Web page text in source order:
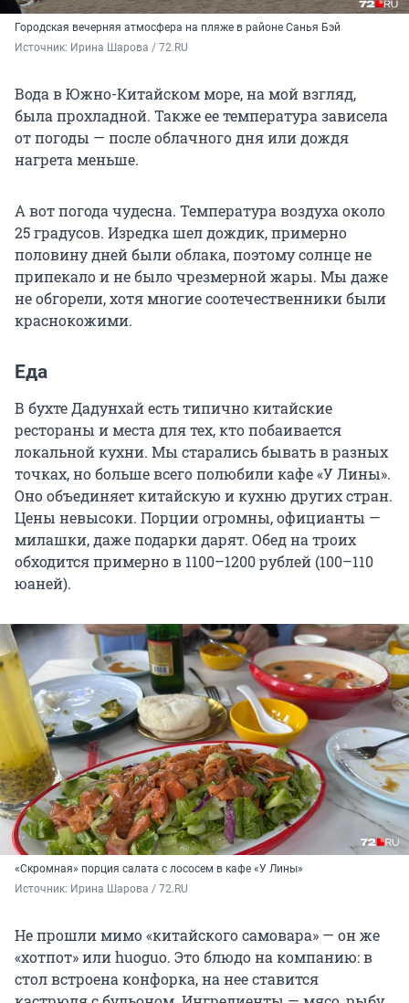
Городская вечерняя атмосфера на пляже в районе Санья Бэй
Источник: Ирина Шарова / 72.RU
Вода в Южно-Китайском море, на мой взгляд,
была прохладной. Также ее температура зависела
от погоды — после облачного дня или дождя
нагрета меньше.
А вот погода чудесна. Температура воздуха около
25 градусов. Изредка шел дождик, примерно
половину дней были облака, поэтому солнце не
припекало и не было чрезмерной жары. Мы даже
не обгорели, хотя многие соотечественники были
краснокожими.
Еда
В бухте Дадунхай есть типично китайские
рестораны и места для тех, кто побаивается
локальной кухни. Мы старались бывать в разных
точках, но больше всего полюбили кафе «У Лины».
Оно объединяет китайскую и кухню других стран.
Цены невысоки. Порции огромны, официанты —
милашки, даже подарки дарят. Обед на троих
обходится примерно в 1100–1200 рублей (100–110
юаней).
«Скромная» порция салата с лососем в кафе «У Лины»
Источник: Ирина Шарова / 72.RU
Не прошли мимо «китайского самовара» — он же
«хотпот» или huoguo. Это блюдо на компанию: в
стол встроена конфорка, на нее ставится